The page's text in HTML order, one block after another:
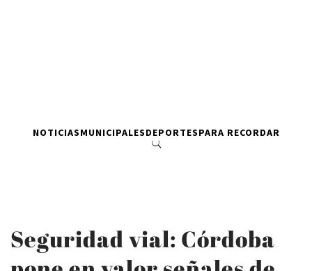
NOTICIASMUNICIPALESDEPORTESPARA RECORDAR
Seguridad vial: Córdoba